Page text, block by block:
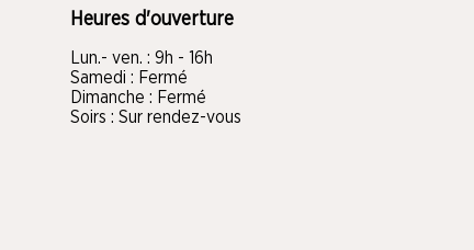
Heures d'ouverture
Lun.- ven. : 9h - 16h
Samedi : Fermé
Dimanche : Fermé
Soirs : Sur rendez-vous